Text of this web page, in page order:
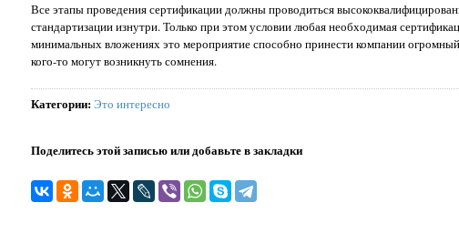
Все этапы проведения сертификации должны проводиться
стандартизации изнутри. Только при этом условии любая необходимая
минимальных вложениях это мероприятие способно принести компании
кого-то могут возникнуть сомнения.
Категории:Это интересно
Поделитесь этой записью или добавьте в закладки